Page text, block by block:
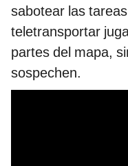
sabotear las
teletransportar
partes del mapa,
sospechen.